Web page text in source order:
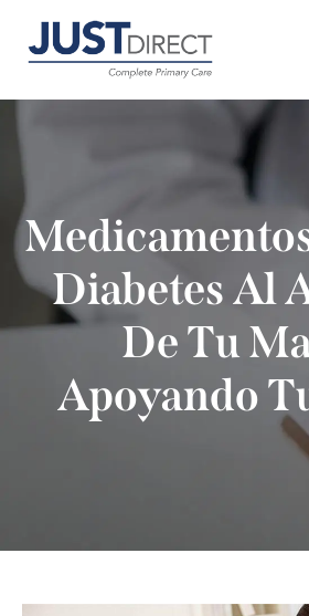
Diabetes Al
De Tu
Apoyando